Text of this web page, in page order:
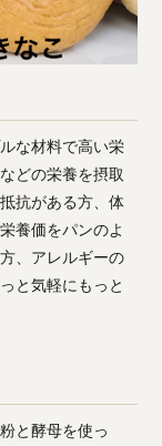
な材料で高い栄
どの栄養を摂取
抗がある方、体
養価をパンのよ
、アレルギーの
と気軽にもっと
と酵母を使っ